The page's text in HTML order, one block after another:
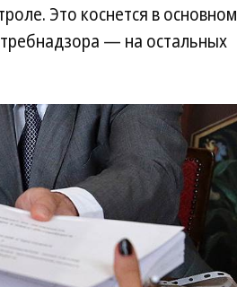
Это коснется в основном
— на остальных